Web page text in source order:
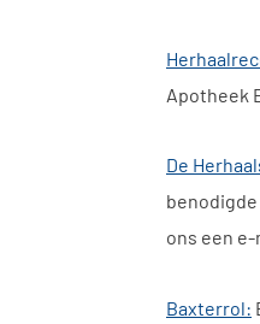
Apotheek
De
ons een
Baxterrol: